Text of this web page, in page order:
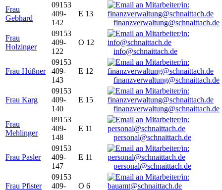
Frau
Gebhard
09153
409-
142
E 13
finanzverwaltung@schnaittach.de
Frau
Holzinger
09153
409-
122
O 12
info@schnaittach.de
Frau Hüßner
09153
409-
143
E 12
finanzverwaltung@schnaittach.de
Frau Karg
09153
409-
140
E 15
finanzverwaltung@schnaittach.de
Frau
Mehlinger
09153
409-
148
E 11
personal@schnaittach.de
Frau Pasler
09153
409-
147
E 11
personal@schnaittach.de
Frau Pfister
09153
409-
O 6